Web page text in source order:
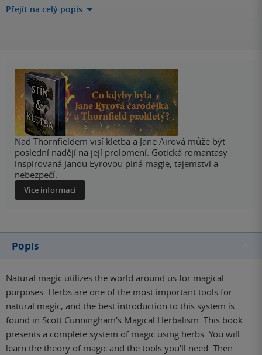
Přejít na celý popis
Nad Thornfieldem visí kletba a Jane Airová může být
poslední nadějí na její prolomení. Gotická romantasy
inspirovaná Janou Eyrovou plná magie, tajemství a
nebezpečí.
Více informací
Popis
Natural magic utilizes the world around us for magical
purposes. Herbs are one of the most important tools for
natural magic, and the best introduction to this system is
found in Scott Cunningham's Magical Herbalism. This book
presents a complete system of magic using herbs. You will
learn the theory of magic and the tools you'll need. Then